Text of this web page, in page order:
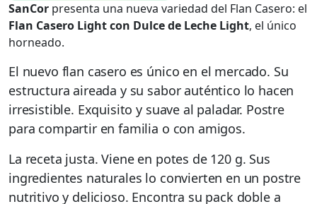
SanCor presenta una nueva variedad del Flan Casero: el
Flan Casero Light con Dulce de Leche Light, el único
horneado.
El nuevo flan casero es único en el mercado. Su
estructura aireada y su sabor auténtico lo hacen
irresistible. Exquisito y suave al paladar. Postre
para compartir en familia o con amigos.
La receta justa. Viene en potes de 120 g. Sus
ingredientes naturales lo convierten en un postre
nutritivo y delicioso. Encontra su pack doble a